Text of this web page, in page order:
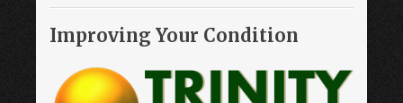
Improving Your Condition